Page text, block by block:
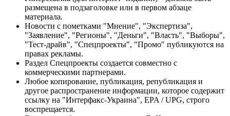
размещена в подзаголовке или в первом абзаце
материала.
Новости с пометками "Мнение", "Экспертиза",
"Заявление", "Регионы", "Деньги", "Власть", "Выборы",
"Тест-драйв", "Спецпроекты", "Промо" публикуются на
правах рекламы.
Раздел Спецпроекты создается совместно с
коммерческими партнерами.
Любое копирование, публикация, републикация и
другое распространение информации, которое содержит
ссылку на "Интерфакс-Украина", EPA / UPG, строго
воспрещается.